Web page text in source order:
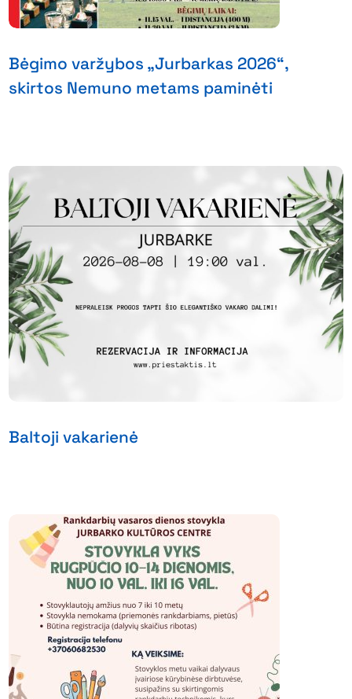
Bėgimo varžybos „Jurbarkas 2026“,
skirtos Nemuno metams paminėti
Baltoji vakarienė